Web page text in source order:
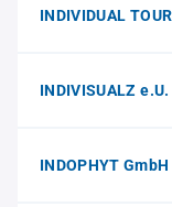
INDIVIDUAL
INDIVISUALZ e.U.
INDOPHYT GmbH